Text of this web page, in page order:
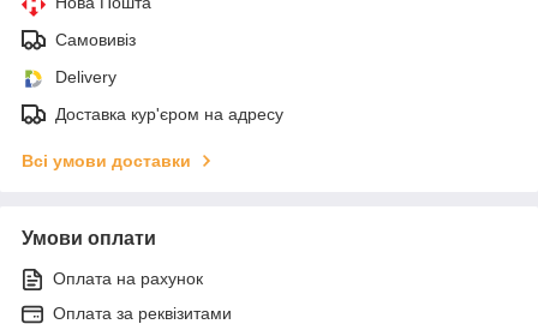
Самовивіз
Delivery
Доставка кур'єром на адресу
Всі умови доставки
Умови оплати
Оплата на рахунок
Оплата за реквізитами